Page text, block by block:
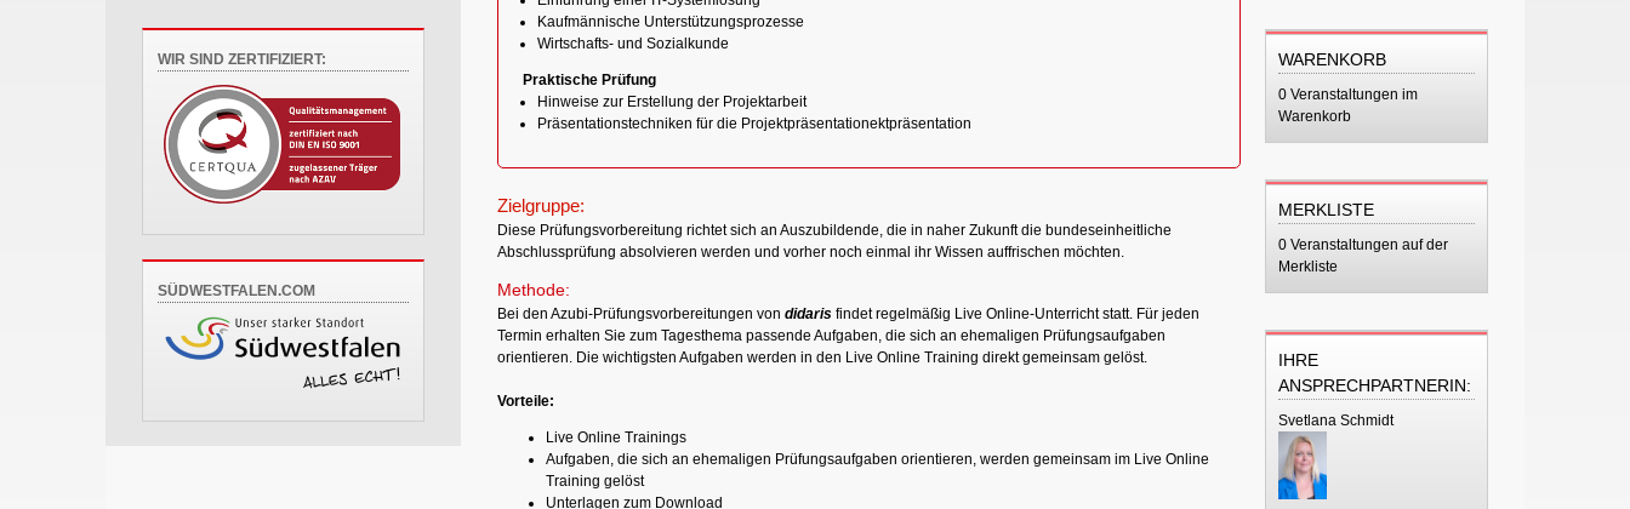
Kaufmännische Unterstützungsprozesse
Wirtschafts- und Sozialkunde
Praktische Prüfung
Hinweise zur Erstellung der Projektarbeit
Präsentationstechniken für die Projektpräsentationektpräsentation
Zielgruppe:
Diese Prüfungsvorbereitung richtet sich an Auszubildende, die in naher Zukunft die bundeseinheitliche
Abschlussprüfung absolvieren werden und vorher noch einmal ihr Wissen auffrischen möchten.
Methode:
Bei den Azubi-Prüfungsvorbereitungen von didaris findet regelmäßig Live Online-Unterricht statt. Für jeden
Termin erhalten Sie zum Tagesthema passende Aufgaben, die sich an ehemaligen Prüfungsaufgaben
orientieren. Die wichtigsten Aufgaben werden in den Live Online Training direkt gemeinsam gelöst.
Vorteile:
Live Online Trainings
Aufgaben, die sich an ehemaligen Prüfungsaufgaben orientieren, werden gemeinsam im Live Online
Training gelöst
Unterlagen zum Download
WARENKORB
0 Veranstaltungen im
Warenkorb
MERKLISTE
0 Veranstaltungen auf der
Merkliste
IHRE
ANSPRECHPARTNERIN:
Svetlana Schmidt
WIR SIND ZERTIFIZIERT:
SÜDWESTFALEN.COM